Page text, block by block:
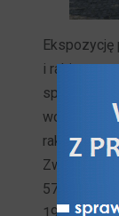
i rakietowy,
spotykane
57 mm